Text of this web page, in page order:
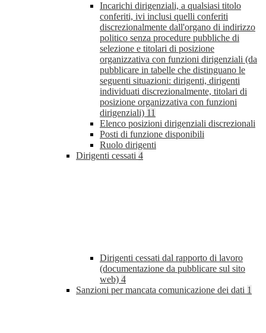
Incarichi dirigenziali, a qualsiasi titolo
conferiti, ivi inclusi quelli conferiti
discrezionalmente dall'organo di indirizzo
politico senza procedure pubbliche di
selezione e titolari di posizione
organizzativa con funzioni dirigenziali (da
pubblicare in tabelle che distinguano le
seguenti situazioni: dirigenti, dirigenti
individuati discrezionalmente, titolari di
posizione organizzativa con funzioni
dirigenziali) 11
Elenco posizioni dirigenziali discrezionali
Posti di funzione disponibili
Ruolo dirigenti
Dirigenti cessati 4
Dirigenti cessati dal rapporto di lavoro
(documentazione da pubblicare sul sito
web) 4
Sanzioni per mancata comunicazione dei dati 1